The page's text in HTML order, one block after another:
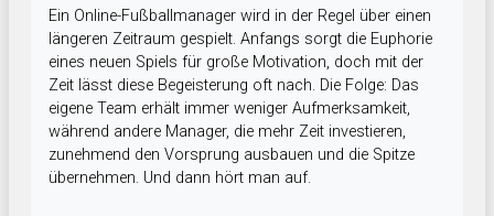
Ein Online-Fußballmanager wird in der Regel über einen
längeren Zeitraum gespielt. Anfangs sorgt die Euphorie
eines neuen Spiels für große Motivation, doch mit der
Zeit lässt diese Begeisterung oft nach. Die Folge: Das
eigene Team erhält immer weniger Aufmerksamkeit,
während andere Manager, die mehr Zeit investieren,
zunehmend den Vorsprung ausbauen und die Spitze
übernehmen. Und dann hört man auf.